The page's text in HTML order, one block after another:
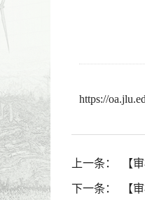
https://
上一条： 【
下一条： 【